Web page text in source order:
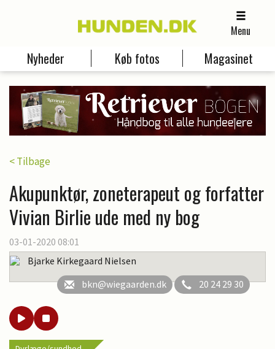
Menu
Nyheder Køb fotos Magasinet
< Tilbage
Akupunktør, zoneterapeut og forfatter
Vivian Birlie ude med ny bog
03-01-2020 08:01
Bjarke Kirkegaard Nielsen
bkn@wiegaarden.dk
20 24 29 30